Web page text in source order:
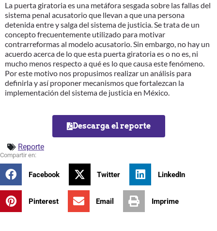
La puerta giratoria es una metáfora sesgada sobre las fallas del
sistema penal acusatorio que llevan a que una persona
detenida entre y salga del sistema de justicia. Se trata de un
concepto frecuentemente utilizado para motivar
contrarreformas al modelo acusatorio. Sin embargo, no hay un
acuerdo acerca de lo que esta puerta giratoria es o no es, ni
mucho menos respecto a qué es lo que causa este fenómeno.
Por este motivo nos propusimos realizar un análisis para
definirla y así proponer mecanismos que fortalezcan la
implementación del sistema de justicia en México.
Descarga el reporte
Reporte
Facebook Twitter LinkedIn
Pinterest Email Imprime